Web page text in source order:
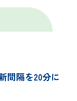
間隔を20分に